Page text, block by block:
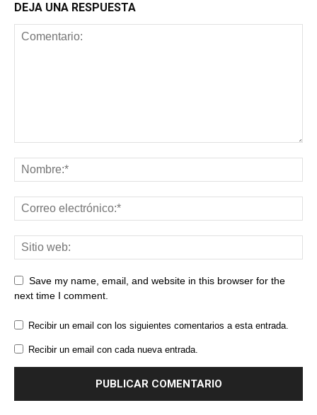
DEJA UNA RESPUESTA
Save my name, email, and website in this browser for the
next time I comment.
Recibir un email con los siguientes comentarios a esta entrada.
Recibir un email con cada nueva entrada.